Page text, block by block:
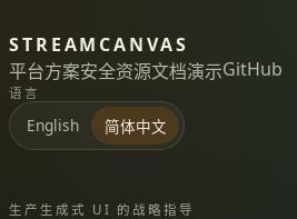
STREAMCANVAS
平台方案安全资源文档演示GitHub
语言
English 简体中文
生产生成式 UI 的战略指导